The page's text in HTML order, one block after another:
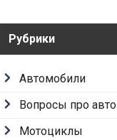
Рубрики
Автомобили
Вопросы про авто
Мотоциклы